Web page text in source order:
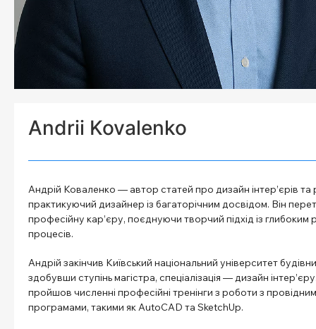
Andrii Kovalenko
Андрій Коваленко — автор статей про дизайн інтер’єрів
практикуючий дизайнер із багаторічним досвідом. Він
професійну кар’єру, поєднуючи творчий підхід із глибоким
процесів.
Андрій закінчив Київський національний університет
здобувши ступінь магістра, спеціалізація — дизайн
пройшов численні професійні тренінги з роботи з
програмами, такими як AutoCAD та SketchUp.